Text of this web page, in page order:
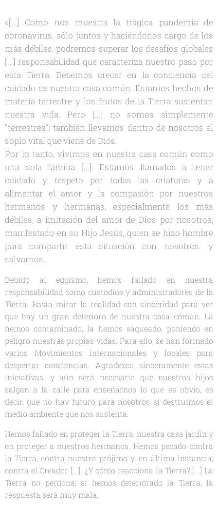
«[...] Como nos muestra la trágica pandemia de
coronavirus, sólo juntos y haciéndonos cargo de los
más débiles, podremos superar los desafíos globales
[...] responsabilidad que caracteriza nuestro paso por
esta Tierra. Debemos crecer en la conciencia del
cuidado de nuestra casa común. Estamos hechos de
materia terrestre y los frutos de la Tierra sustentan
nuestra vida. Pero [...] no somos simplemente
"terrestres": también llevamos dentro de nosotros el
soplo vital que viene de Dios.
Por lo tanto, vivimos en nuestra casa común como
una sola familia [...]. Estamos llamados a tener
cuidado y respeto por todas las criaturas y a
alimentar el amor y la compasión por nuestros
hermanos y hermanas, especialmente los más
débiles, a imitación del amor de Dios por nosotros,
manifestado en su Hijo Jesús, quien se hizo hombre
para compartir esta situación con nosotros. y
salvarnos.
Debido al egoísmo, hemos fallado en nuestra
responsabilidad como custodios y administradores de la
Tierra. Basta mirar la realidad con sinceridad para ver
que hay un gran deterioro de nuestra casa común. La
hemos contaminado, la hemos saqueado, poniendo en
peligro nuestras propias vidas. Para ello, se han formado
varios Movimientos internacionales y locales para
despertar conciencias. Agradezco sinceramente estas
iniciativas, y aún será necesario que nuestros hijos
salgan a la calle para enseñarnos lo que es obvio, es
decir, que no hay futuro para nosotros si destruimos el
medio ambiente que nos sustenta.
Hemos fallado en proteger la Tierra, nuestra casa jardín y
en proteger a nuestros hermanos. Hemos pecado contra
la Tierra, contra nuestro prójimo y, en última instancia,
contra el Creador [...]. ¿Y cómo reacciona la Tierra? [...] La
Tierra no perdona: si hemos deteriorado la Tierra, la
respuesta será muy mala.